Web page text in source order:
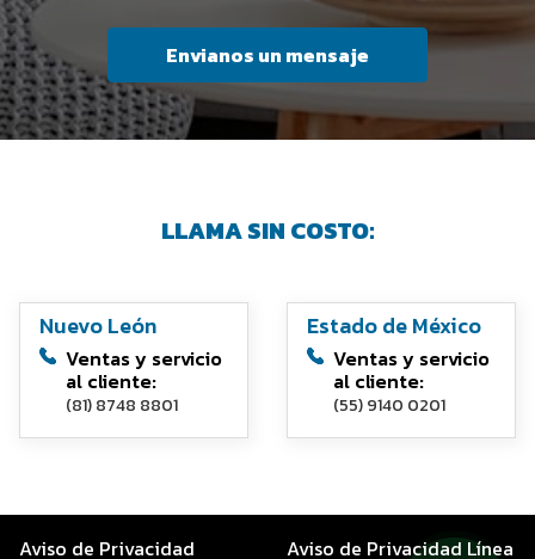
Envianos un mensaje
LLAMA SIN COSTO:
Nuevo León
Ventas y servicio
al cliente:
(81) 8748 8801
Estado de México
Ventas y servicio
al cliente:
(55) 9140 0201
Aviso de Privacidad Aviso de Privacidad Línea